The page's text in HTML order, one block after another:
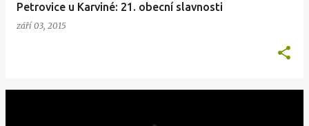
Petrovice u Karviné: 21. obecní slavnosti
září 03, 2015